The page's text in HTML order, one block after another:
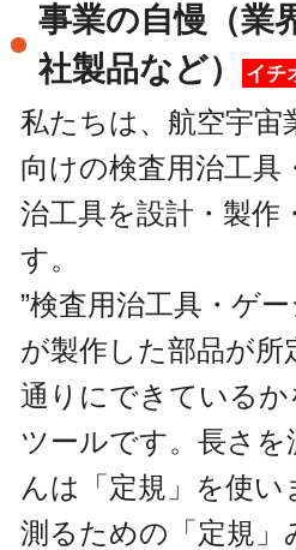
事業の自慢（業
社製品など）
イチ
私たちは、航空宇宙
向けの検査用治工具
治工具を設計・製作
す。
”検査用治工具・ゲ
が製作した部品が所
通りにできている
ツールです。長さを
んは「定規」を使
測るための「定規」